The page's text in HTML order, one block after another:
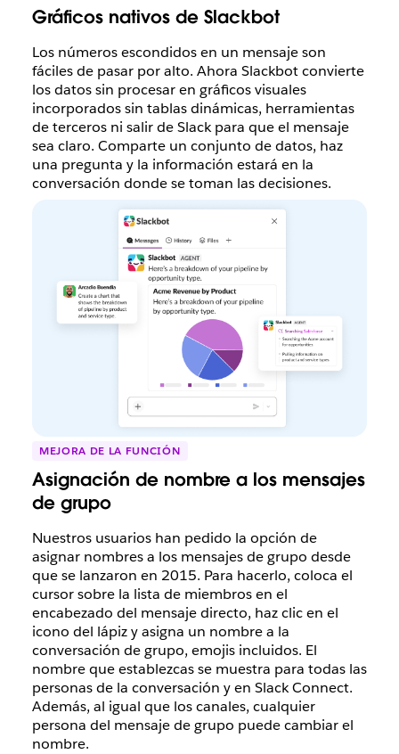
Gráficos nativos de Slackbot
Los números escondidos en un mensaje son
fáciles de pasar por alto. Ahora Slackbot convierte
los datos sin procesar en gráficos visuales
incorporados sin tablas dinámicas, herramientas
de terceros ni salir de Slack para que el mensaje
sea claro. Comparte un conjunto de datos, haz
una pregunta y la información estará en la
conversación donde se toman las decisiones.
MEJORA DE LA FUNCIÓN
Asignación de nombre a los mensajes
de grupo
Nuestros usuarios han pedido la opción de
asignar nombres a los mensajes de grupo desde
que se lanzaron en 2015. Para hacerlo, coloca el
cursor sobre la lista de miembros en el
encabezado del mensaje directo, haz clic en el
icono del lápiz y asigna un nombre a la
conversación de grupo, emojis incluidos. El
nombre que establezcas se muestra para todas las
personas de la conversación y en Slack Connect.
Además, al igual que los canales, cualquier
persona del mensaje de grupo puede cambiar el
nombre.